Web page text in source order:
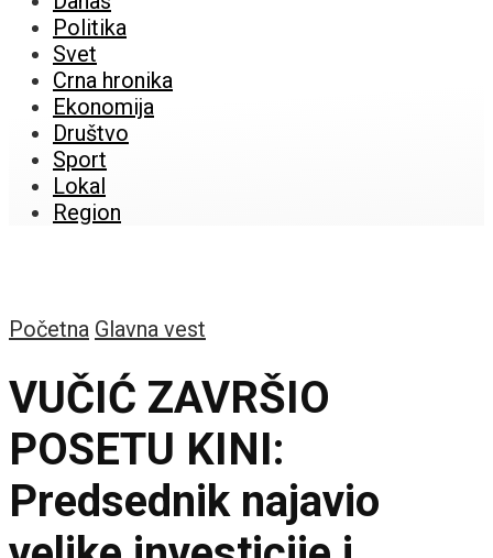
Politika
Svet
Crna hronika
Ekonomija
Društvo
Sport
Lokal
Region
Početna Glavna vest
VUČIĆ ZAVRŠIO
POSETU KINI:
Predsednik najavio